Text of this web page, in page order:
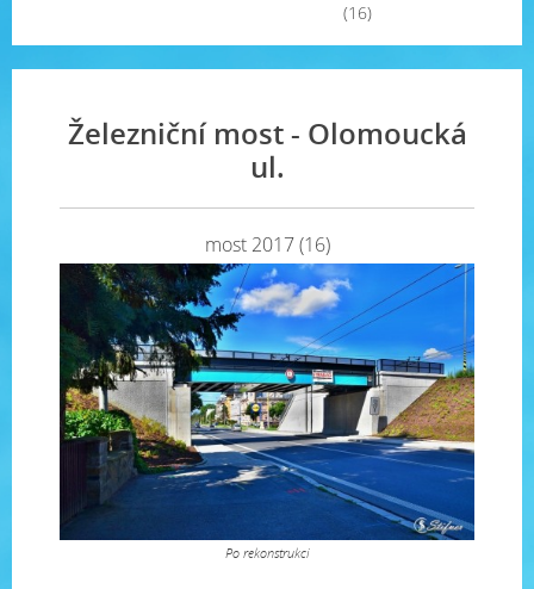
(16)
Železniční most - Olomoucká
ul.
most 2017 (16)
Po rekonstrukci